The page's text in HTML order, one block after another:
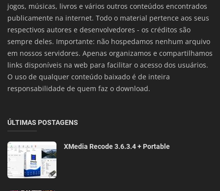
jogos, músicas, livros e vários outros conteúdos encontrados
publicamente na internet. Todo o material pertence aos seus
respectivos autores e desenvolvedores - os créditos são
sempre deles. Importante: não hospedamos nenhum arquivo
em nossos servidores. Apenas organizamos e compartilhamos
links disponíveis na web para facilitar o acesso dos usuários.
O uso de qualquer conteúdo baixado é de inteira
responsabilidade de quem faz o download.
ÚLTIMAS POSTAGENS
XMedia Recode 3.6.3.4 + Portable